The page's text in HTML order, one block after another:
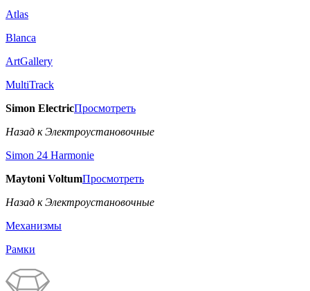
Atlas
Blanca
ArtGallery
MultiTrack
Simon ElectricПросмотреть
Назад к Электроустановочные
Simon 24 Harmonie
Maytoni VoltumПросмотреть
Назад к Электроустановочные
Механизмы
Рамки